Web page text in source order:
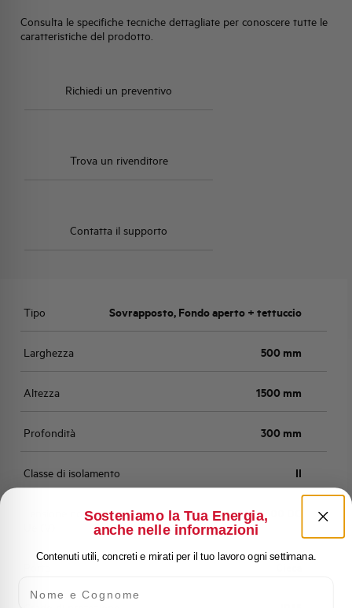
Consulta le specifiche tecniche dettagliate per conoscere tutte le
caratteristiche del prodotto.
Richiedi un preventivo
Trova un rivenditore
Contatta il supporto
Tipo Sovrapposto, Fondo aperto + tettuccio
Larghezza 500 mm
Altezza 1500 mm
Profondità 300 mm
Classe di isolamento II
Tensione nominale di impiego
1000 AC / 1500 DC
Sosteniamo la Tua Energia,
anche nelle informazioni
Contenuti utili, concreti e mirati per il tuo lavoro ogni settimana.